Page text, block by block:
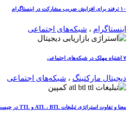
۱۰ ترفند برای افزایش ضریب مشارکت در اینستاگرام
اینستاگرام ، شبکه‌های اجتماعی
۷ اشتباه مهلک در شبکه‌های اجتماعی
دیجیتال مارکتینگ ، شبکه‌های اجتماعی
معنا و تفاوت استراتژی تبلیغات ATL ، BTL و TTL در چیست؟